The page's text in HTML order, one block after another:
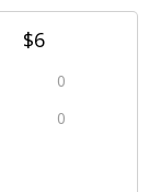
$6
0
0